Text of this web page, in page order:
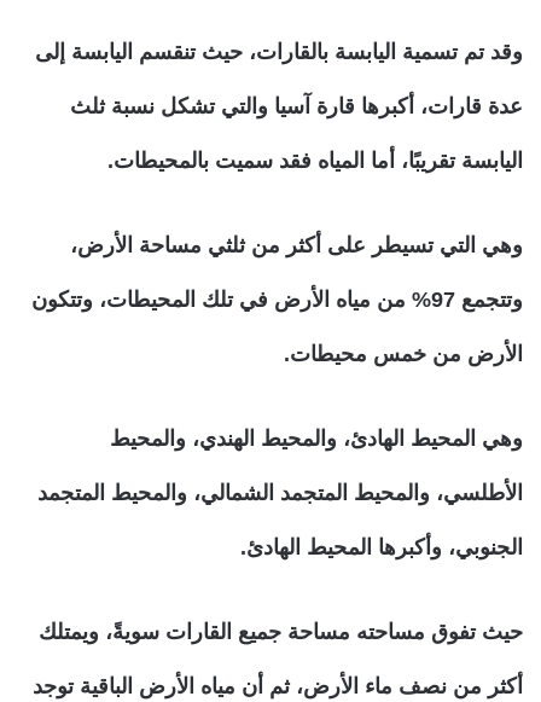
وقد تم تسمية اليابسة بالقارات، حيث تنقسم اليابسة إلى
عدة قارات، أكبرها قارة آسيا والتي تشكل نسبة ثلث
اليابسة تقريبًا، أما المياه فقد سميت بالمحيطات.
وهي التي تسيطر على أكثر من ثلثي مساحة الأرض،
وتتجمع 97% من مياه الأرض في تلك المحيطات، وتتكون
الأرض من خمس محيطات.
وهي المحيط الهادئ، والمحيط الهندي، والمحيط
الأطلسي، والمحيط المتجمد الشمالي، والمحيط المتجمد
الجنوبي، وأكبرها المحيط الهادئ.
حيث تفوق مساحته مساحة جميع القارات سويةً، ويمتلك
أكثر من نصف ماء الأرض، ثم أن مياه الأرض الباقية توجد